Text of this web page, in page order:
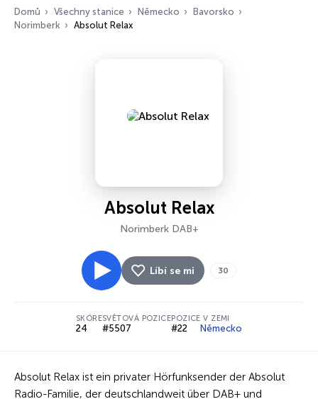
Domů Všechny stanice Německo
Bavorsko
Norimberk
Absolut Relax
Absolut Relax
Norimberk DAB+
Líbí se mi 30
SKÓRE
24
SVĚTOVÁ POZICE
#5507
POZICE V ZEMI
#22 Německo
Absolut Relax ist ein privater Hörfunksender der Absolut
Radio-Familie, der deutschlandweit über DAB+ und